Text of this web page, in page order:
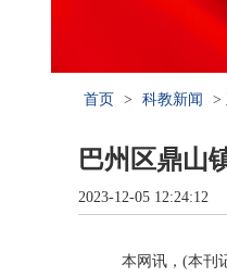
首页 > 科教新闻 >
巴州区鼎山
2023-12-05 12:24:12
本网讯，(本刊